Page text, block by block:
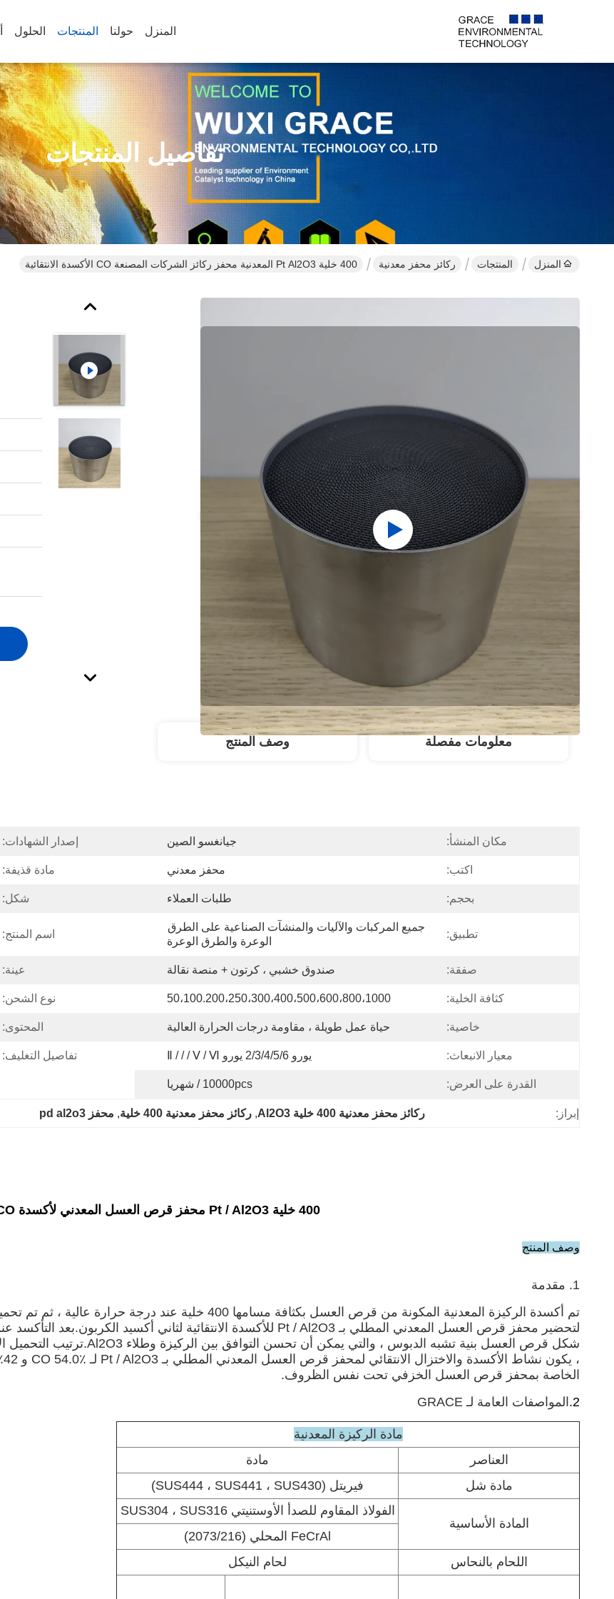
المنزل حولنا المنتجات الحلول
تفاصيل المنتجات
المنزل المنتجات ركائز محفز معدنية 400 خلية Pt Al2O3 المعدنية محفز ركائز الشركات المصنعة CO الأكسدة الانتقائية
معلومات مفصلة وصف المنتج
مكان المنشأ: جيانغسو الصين إصدار الشهادات:
اكتب: محفز معدني مادة قذيفة:
بحجم: طلبات العملاء شكل:
تطبيق:
الوعرة والطرق الوعرة
اسم المنتج:
صفقة: صندوق خشبي ، كرتون + منصة نقالة عينة:
كثافة الخلية: 50،100.200،250،300،400،500،600،800،1000 نوع الشحن:
خاصية: حياة عمل طويلة ، مقاومة درجات الحرارة العالية المحتوى:
معيار الانبعاث: يورو 2/3/4/5/6 يورو Ⅱ / / / Ⅴ / Ⅵ تفاصيل التغليف:
القدرة على العرض: 10000pcs / شهريا
إبراز: ركائز محفز معدنية 400 خلية Al2O3 , ركائز محفز معدنية 400 خلية , محفز pd al2o3
400 خلية Pt / Al2O3 محفز قرص العسل المعدني لأكسدة CO الانتقائية
وصف المنتج
1. مقدمة
الخاصة بمحفز قرص العسل الخزفي تحت نفس الظروف.
2. المواصفات العامة لـ GRACE
مادة الركيزة المعدنية
العناصر
مادة
مادة شل
فيريتل (SUS444 ، SUS441 ، SUS430)
المادة الأساسية
الفولاذ المقاوم للصدأ الأوستنيتي SUS304 ، SUS316
FeCrAl المحلي (2073/216)
اللحام بالنحاس
لحام النيكل